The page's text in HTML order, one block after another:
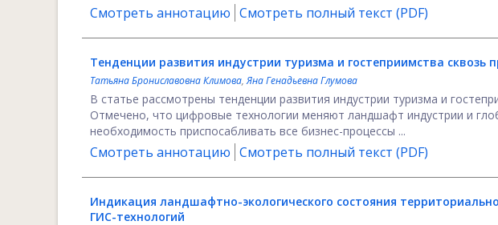
Смотреть аннотацию Смотреть полный текст (PDF)
Tенденции развития индустрии туризма и гостеприимства сквозь
Татьяна Брониславовна Климова,Яна Генадьевна Глумова
В статье рассмотрены тенденции развития индустрии туризма и
Отмечено, что цифровые технологии меняют ландшафт индустрии и
необходимость приспосабливать все бизнес-процессы ...
Смотреть аннотацию Смотреть полный текст (PDF)
Индикация ландшафтно-экологического состояния
ГИС-технологий